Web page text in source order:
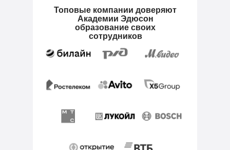
Топовые компании доверяют
Академии Эдюсон
образование своих
сотрудников